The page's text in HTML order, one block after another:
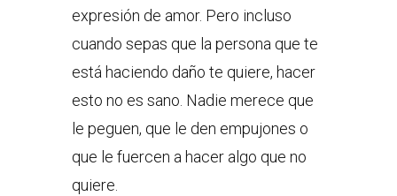
expresión de amor. Pero incluso
cuando sepas que la persona que te
está haciendo daño te quiere, hacer
esto no es sano. Nadie merece que
le peguen, que le den empujones o
que le fuercen a hacer algo que no
quiere.